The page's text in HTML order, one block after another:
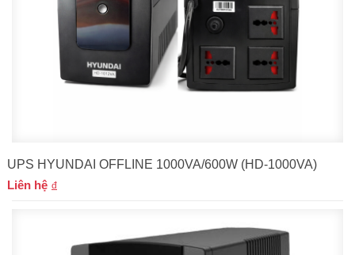
UPS HYUNDAI OFFLINE 1000VA/600W (HD-1000VA)
Liên hệ